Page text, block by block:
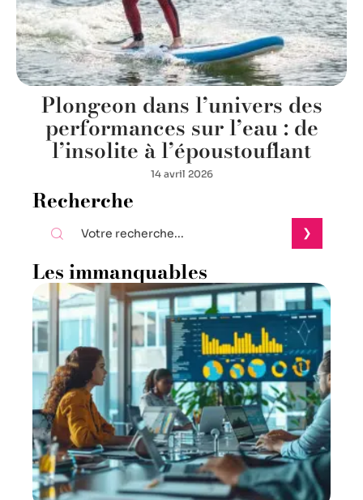
Plongeon dans l’univers des
performances sur l’eau : de
l’insolite à l’époustouflant
14 avril 2026
Recherche
Les immanquables